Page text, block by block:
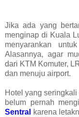
Jika ada yang
menginap di Kuala
menyarankan
Alasannya, agar
dari KTM Komuter,
dan menuju airport.
Hotel yang
belum pernah
Sentral
karena